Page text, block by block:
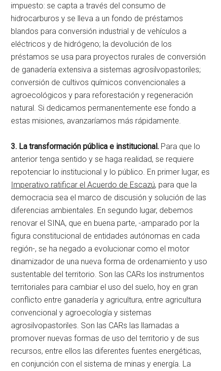
impuesto: se capta a través del consumo de
hidrocarburos y se lleva a un fondo de préstamos
blandos para conversión industrial y de vehículos a
eléctricos y de hidrógeno; la devolución de los
préstamos se usa para proyectos rurales de conversión
de ganadería extensiva a sistemas agrosilvopastoriles;
conversión de cultivos químicos convencionales a
agroecológicos y para reforestación y regeneración
natural. Si dedicamos permanentemente ese fondo a
estas misiones, avanzaríamos más rápidamente.
3. La transformación pública e institucional. Para que lo
anterior tenga sentido y se haga realidad, se requiere
repotenciar lo institucional y lo público. En primer lugar, es
Imperativo ratificar el Acuerdo de Escazú, para que la
democracia sea el marco de discusión y solución de las
diferencias ambientales. En segundo lugar, debemos
renovar el SINA, que en buena parte, -amparado por la
figura constitucional de entidades autónomas en cada
región-, se ha negado a evolucionar como el motor
dinamizador de una nueva forma de ordenamiento y uso
sustentable del territorio. Son las CARs los instrumentos
territoriales para cambiar el uso del suelo, hoy en gran
conflicto entre ganadería y agricultura, entre agricultura
convencional y agroecología y sistemas
agrosilvopastoriles. Son las CARs las llamadas a
promover nuevas formas de uso del territorio y de sus
recursos, entre ellos las diferentes fuentes energéticas,
en conjunción con el sistema de minas y energía. La